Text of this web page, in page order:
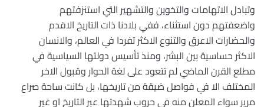
وتبادل الاتهامات والتخوين والتشهير التي استنزفتهم
واضعفتهم دون استثناء، ففي بلادنا ذات التاريخ الاقدم
والحضارات الاعرق والتنوع الاكثر تفردا في العالم، والانسان
الاكثر حساسية بين البشر، ومنذ تأسيس دولتها السياسية في
مطلع القرن الماضي لم تتعود على لغة الحوار وقبول الاخر
المختلف الا في فواصل ضيقة من تاريخها، بل كانت ساحة صراع
مرير سواء المعلن منه في حروب شهدتها عبر التاريخ او غير